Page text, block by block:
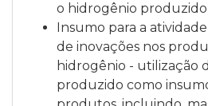
o hidrogênio produzido
Insumo para a
de inovações nos
hidrogênio - utilização
produzido como